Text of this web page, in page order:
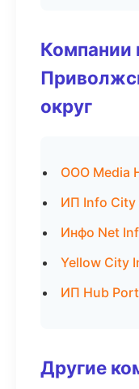
Компании
округ
ООО Media
ИП Info
Инфо Net
Yellow City
ИП Hub
Другие